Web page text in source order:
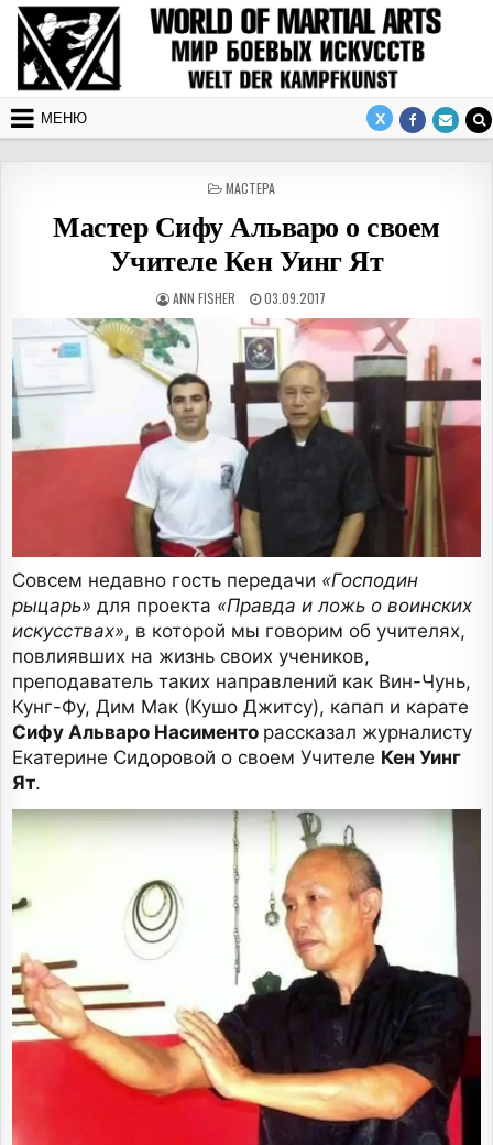
Перейти к содержимому
МЕНЮ
ОПУБЛИКОВАНО В
МАСТЕРА
Мастер Сифу Альваро о своем
Учителе Кен Уинг Ят
АВТОР:
ANN FISHER ДАТА ПУБЛИКАЦИИ:
03.09.2017
Совсем недавно гость передачи «Господин
рыцарь» для проекта «Правда и ложь о воинских
искусствах», в которой мы говорим об учителях,
повлиявших на жизнь своих учеников,
преподаватель таких направлений как Вин-Чунь,
Кунг-Фу, Дим Мак (Кушо Джитсу), капап и карате
Сифу Альваро Насименто рассказал журналисту
Екатерине Сидоровой о своем Учителе Кен Уинг
Ят.